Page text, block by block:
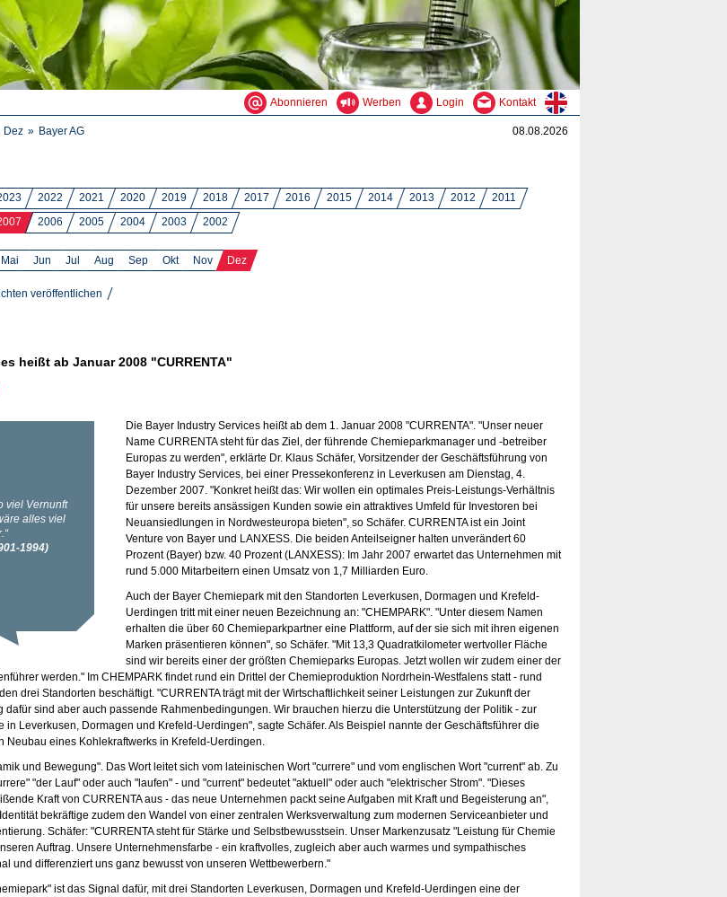
Abonnieren Werben Login Kontakt
Dez Bayer AG 08.08.2026
2022 2021 2020 2019 2018 2017 2016 2015 2014 2013 2012
2011
2006 2005 2004 2003 2002
Mai Jun Jul Aug Sep Okt Nov Dez
veröffentlichen
heißt ab Januar 2008 "CURRENTA"
Die Bayer Industry Services heißt ab dem 1. Januar 2008 "CURRENTA". "Unser neuer
Name CURRENTA steht für das Ziel, der führende Chemieparkmanager und -betreiber
Europas zu werden", erklärte Dr. Klaus Schäfer, Vorsitzender der Geschäftsführung von
Bayer Industry Services, bei einer Pressekonferenz in Leverkusen am Dienstag, 4.
Dezember 2007. "Konkret heißt das: Wir wollen ein optimales Preis-Leistungs-Verhältnis
für unsere bereits ansässigen Kunden sowie ein attraktives Umfeld für Investoren bei
Neuansiedlungen in Nordwesteuropa bieten", so Schäfer. CURRENTA ist ein Joint
Venture von Bayer und LANXESS. Die beiden Anteilseigner halten unverändert 60
Prozent (Bayer) bzw. 40 Prozent (LANXESS): Im Jahr 2007 erwartet das Unternehmen mit
rund 5.000 Mitarbeitern einen Umsatz von 1,7 Milliarden Euro.
Auch der Bayer Chemiepark mit den Standorten Leverkusen, Dormagen und Krefeld-
Uerdingen tritt mit einer neuen Bezeichnung an: "CHEMPARK". "Unter diesem Namen
erhalten die über 60 Chemieparkpartner eine Plattform, auf der sie sich mit ihren eigenen
Marken präsentieren können", so Schäfer. "Mit 13,3 Quadratkilometer wertvoller Fläche
sind wir bereits einer der größten Chemieparks Europas. Jetzt wollen wir zudem einer der
werden." Im CHEMPARK findet rund ein Drittel der Chemieproduktion Nordrhein-Westfalens statt - rund
drei Standorten beschäftigt. "CURRENTA trägt mit der Wirtschaftlichkeit seiner Leistungen zur Zukunft der
dafür sind aber auch passende Rahmenbedingungen. Wir brauchen hierzu die Unterstützung der Politik - zur
in Leverkusen, Dormagen und Krefeld-Uerdingen", sagte Schäfer. Als Beispiel nannte der Geschäftsführer die
Neubau eines Kohlekraftwerks in Krefeld-Uerdingen.
und Bewegung". Das Wort leitet sich vom lateinischen Wort "currere" und vom englischen Wort "current" ab. Zu
"der Lauf" oder auch "laufen" - und "current" bedeutet "aktuell" oder auch "elektrischer Strom". "Dieses
Kraft von CURRENTA aus - das neue Unternehmen packt seine Aufgaben mit Kraft und Begeisterung an",
bekräftige zudem den Wandel von einer zentralen Werksverwaltung zum modernen Serviceanbieter und
Schäfer: "CURRENTA steht für Stärke und Selbstbewusstsein. Unser Markenzusatz "Leistung für Chemie
Auftrag. Unsere Unternehmensfarbe - ein kraftvolles, zugleich aber auch warmes und sympathisches
und differenziert uns ganz bewusst von unseren Wettbewerbern."
ist das Signal dafür, mit drei Standorten Leverkusen, Dormagen und Krefeld-Uerdingen eine der